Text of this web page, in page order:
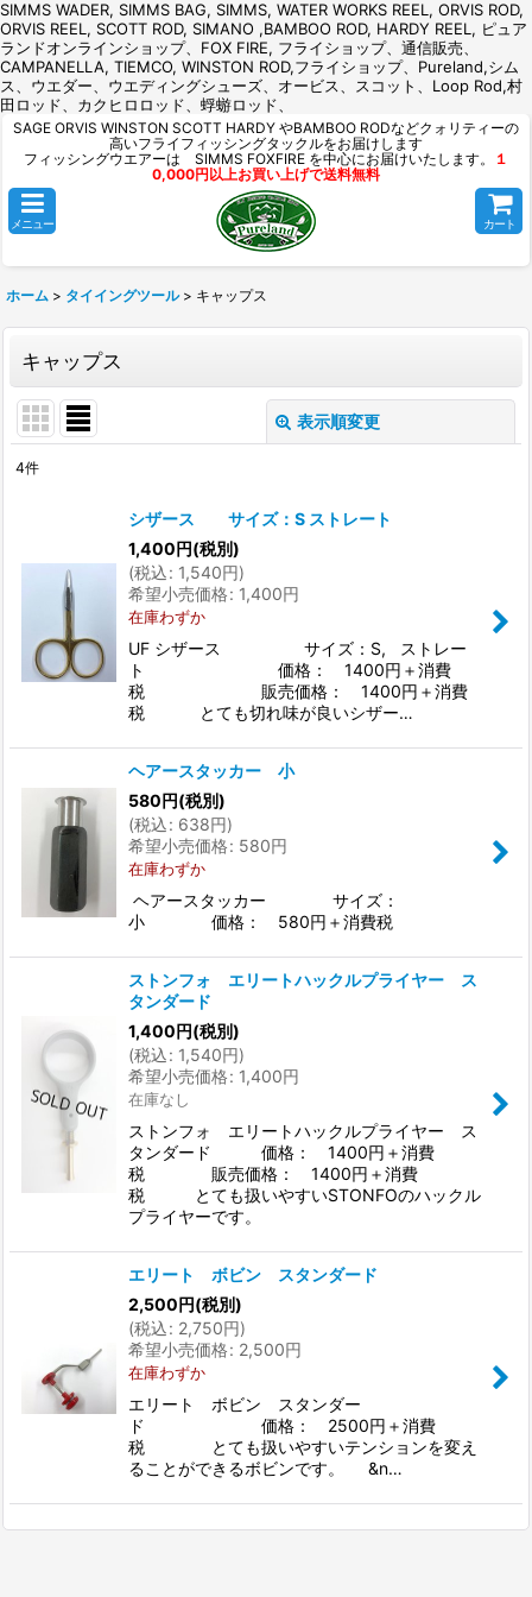
SIMMS WADER, SIMMS BAG, SIMMS, WATER WORKS REEL, ORVIS ROD,
ORVIS REEL, SCOTT ROD, SIMANO ,BAMBOO ROD, HARDY REEL, ピュア
ランドオンラインショップ、FOX FIRE, フライショップ、通信販売、
CAMPANELLA, TIEMCO, WINSTON ROD,フライショップ、Pureland,シム
ス、ウエダー、ウエディングシューズ、オービス、スコット、Loop Rod,村
田ロッド、カクヒロロッド、蜉蝣ロッド、
SAGE ORVIS WINSTON SCOTT HARDY やBAMBOO RODなどクォリティーの
高いフライフィッシングタックルをお届けします
フィッシングウエアーは SIMMS FOXFIRE を中心にお届けいたします。
１
0,000円以上お買い上げで送料無料
メニュー カート
ホーム > タイイングツール > キャップス
キャップス
表示順変更
4件
シザース サイズ：S ストレート
1,400円(税別)
(税込: 1,540円)
希望小売価格: 1,400円
在庫わずか
UF シザース サイズ：S, ストレー
ト 価格： 1400円＋消費
税 販売価格： 1400円＋消費
税 とても切れ味が良いシザー…
ヘアースタッカー 小
580円(税別)
(税込: 638円)
希望小売価格: 580円
在庫わずか
ヘアースタッカー サイズ：
小 価格： 580円＋消費税
ストンフォ エリートハックルプライヤー ス
タンダード
1,400円(税別)
(税込: 1,540円)
希望小売価格: 1,400円
在庫なし
ストンフォ エリートハックルプライヤー ス
タンダード 価格： 1400円＋消費
税 販売価格： 1400円＋消費
税 とても扱いやすいSTONFOのハックル
プライヤーです。
エリート ボビン スタンダード
2,500円(税別)
(税込: 2,750円)
希望小売価格: 2,500円
在庫わずか
エリート ボビン スタンダー
ド 価格： 2500円＋消費
税 とても扱いやすいテンションを変え
ることができるボビンです。 &n…